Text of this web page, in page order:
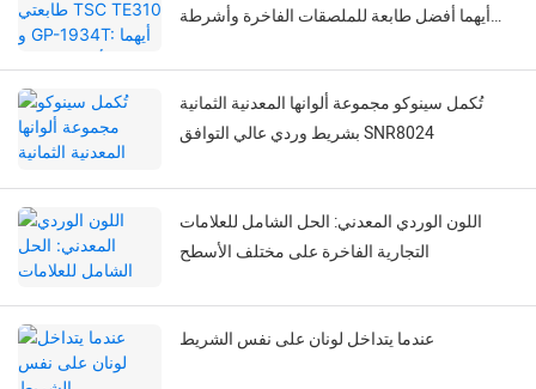
أيهما أفضل طابعة للملصقات الفاخرة وأشرطة
تُكمل سينوكو مجموعة ألوانها المعدنية الثمانية
بشريط وردي عالي التوافق SNR8024
اللون الوردي المعدني: الحل الشامل للعلامات
التجارية الفاخرة على مختلف الأسطح
عندما يتداخل لونان على نفس الشريط